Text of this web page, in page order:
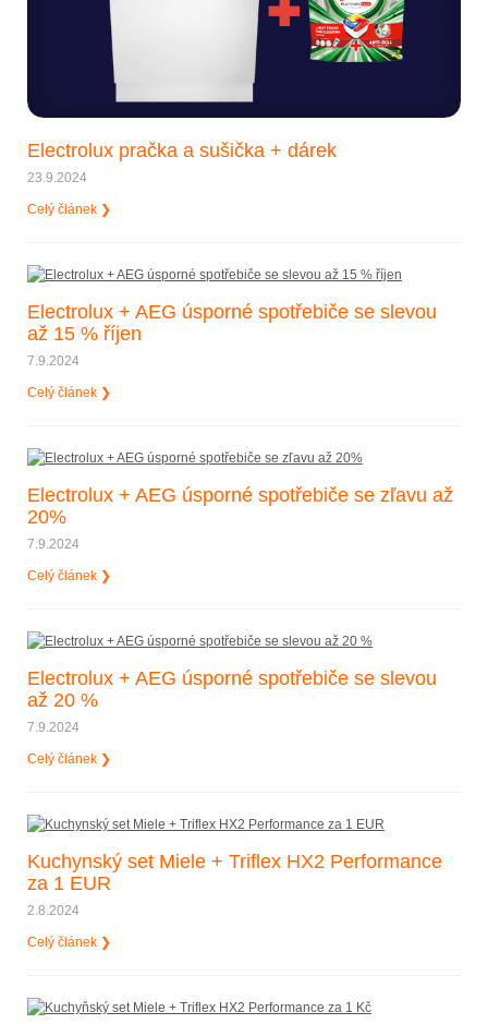
Electrolux pračka a sušička + dárek
23.9.2024
Celý článek ❯
Electrolux + AEG úsporné spotřebiče se slevou
až 15 % říjen
7.9.2024
Celý článek ❯
Electrolux + AEG úsporné spotřebiče se zľavu až
20%
7.9.2024
Celý článek ❯
Electrolux + AEG úsporné spotřebiče se slevou
až 20 %
7.9.2024
Celý článek ❯
Kuchynský set Miele + Triflex HX2 Performance
za 1 EUR
2.8.2024
Celý článek ❯